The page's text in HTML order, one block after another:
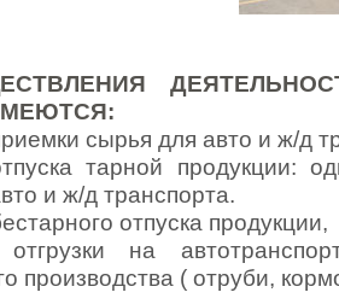
сырья для авто и ж/д
тарной продукции:
и ж/д транспорта.
отпуска продукции,
на
производства ( отруби,